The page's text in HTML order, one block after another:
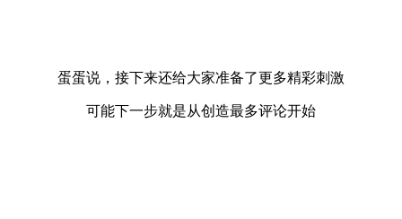
蛋蛋说，接下来还给大家准备了更多精彩刺激
可能下一步就是从创造最多评论开始